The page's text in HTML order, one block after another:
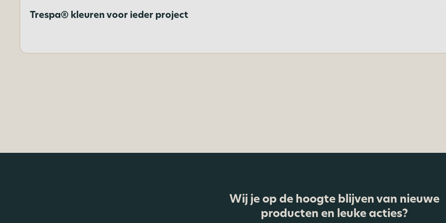
Trespa® kleuren voor ieder project
Wij je op de hoogte blijven van nieuwe
producten en leuke acties?